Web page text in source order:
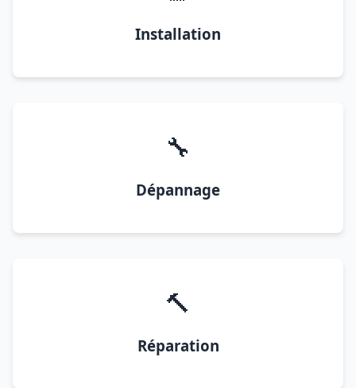
Installation
🔧
Dépannage
🔨
Réparation